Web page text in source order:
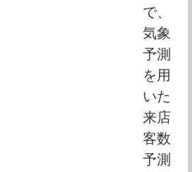
で、
気象
予測
を用
いた
来店
客数
予測